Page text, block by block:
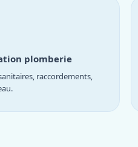
plomberie
raccordements,